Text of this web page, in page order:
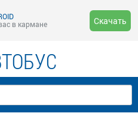
в кармане
Скачать